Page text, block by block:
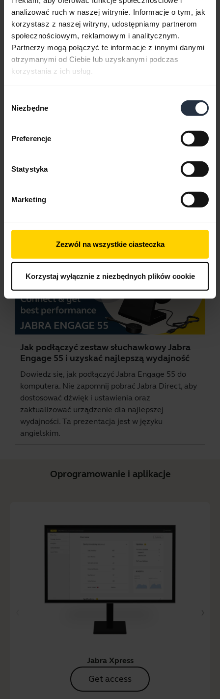
analizować ruch w naszej witrynie. Informacje o tym, jak
korzystasz z naszej witryny, udostępniamy partnerom
społecznościowym, reklamowym i analitycznym.
Partnerzy mogą połączyć te informacje z innymi danymi
otrzymanymi od Ciebie lub uzyskanymi podczas
korzystania z ich usług.
zgody
Niezbędne
Preferencje
Statystyka
Marketing
Zezwól na wszystkie ciasteczka
Korzystaj wyłącznie z niezbędnych plików cookie
Dokumenty dotyczące produktów
Podręcznik użytkownika
Przejdź do wszystkich dokumentów dotyczących produktu
Jak podłączyć zestaw słuchawkowy Jabra
Engage 55 i uzyskać najlepszą wydajność
Dowiedz się, jak podłączyć Jabra Engage 55 do
komputera. Nie zapomnij pobrać Jabra Direct, aby
dostosować dźwięk i ustawienia oraz
zaktualizować urządzenie dla najlepszej
wydajności. Ta prezentacja jest w języku
angielskim.
Oprogramowanie i aplikacje
Jabra Xpress
Get access